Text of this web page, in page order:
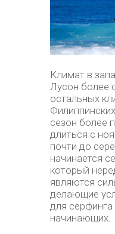
Климат в
Лусон более
остальных
сезон более
длиться с
почти до
начинается
который
являются
делающие
для
начинающих.